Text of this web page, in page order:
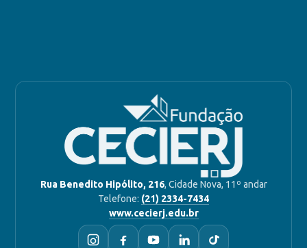
Rua Benedito Hipólito, 216, Cidade Nova, 11º andar
Telefone: (21) 2334-7434
www.cecierj.edu.br